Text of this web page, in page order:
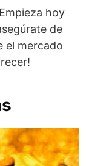
hoy
de
el mercado